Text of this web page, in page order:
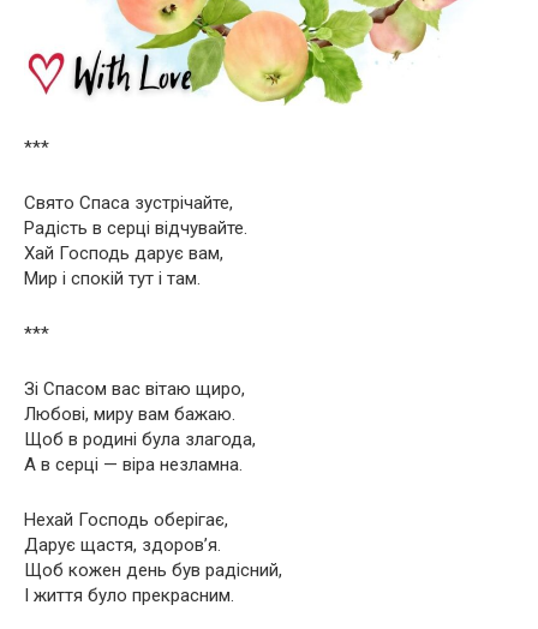
***
Свято Спаса зустрічайте,
Радість в серці відчувайте.
Хай Господь дарує вам,
Мир і спокій тут і там.
***
Зі Спасом вас вітаю щиро,
Любові, миру вам бажаю.
Щоб в родині була злагода,
А в серці — віра незламна.
Нехай Господь оберігає,
Дарує щастя, здоров’я.
Щоб кожен день був радісний,
І життя було прекрасним.